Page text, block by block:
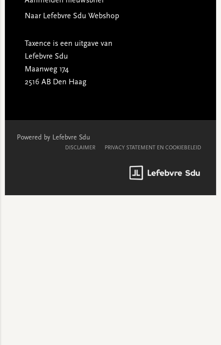
Naar Lefebvre Sdu Webshop
Taxence is een uitgave van
Lefebvre Sdu
Maanweg 174
2516 AB Den Haag
Powered by Lefebvre Sdu
DISCLAIMER PRIVACY STATEMENT EN COOKIEBELEID